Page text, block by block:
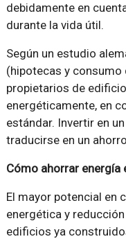
debidamente en
durante la vida útil.
Según un estudio
(hipotecas y
propietarios de
energéticamente, en
estándar. Invertir en
traducirse en un
Cómo ahorrar
El mayor potencial en
energética y
edificios ya